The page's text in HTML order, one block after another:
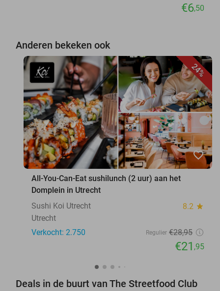
€6,50
Anderen bekeken ook
24%
favorite_border
All-You-Can-Eat sushilunch (2 uur) aan het
Domplein in Utrecht
Sushi Koi Utrecht
8.2 star
Utrecht
Verkocht: 2.750
Regulier €28,95
€21 ,95
Deals in de buurt van The Streetfood Club